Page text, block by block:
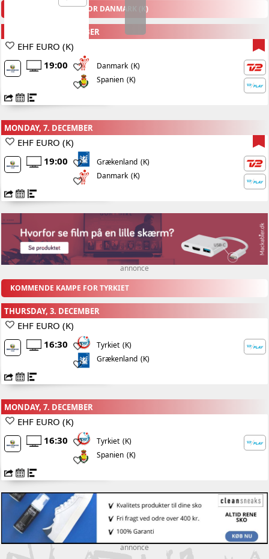
KOMMENDE KAMPE FOR DANMARK (K)
THURSDAY, 3. DECEMBER
EHF EURO (K)
19:00
Danmark (K)
Spanien (K)
MONDAY, 7. DECEMBER
EHF EURO (K)
19:00
Grækenland (K)
Danmark (K)
annonce
KOMMENDE KAMPE FOR TYRKIET
THURSDAY, 3. DECEMBER
EHF EURO (K)
16:30
Tyrkiet (K)
Grækenland (K)
MONDAY, 7. DECEMBER
EHF EURO (K)
16:30
Tyrkiet (K)
Spanien (K)
annonce